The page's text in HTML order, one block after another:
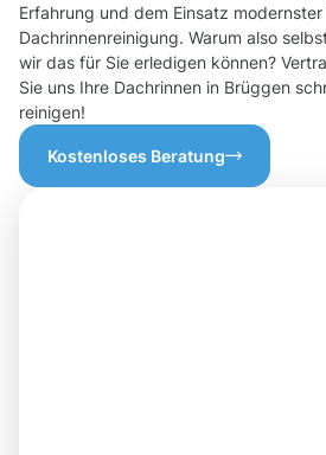
Erfahrung und dem Einsatz
Dachrinnenreinigung. Warum also
wir das für Sie erledigen können?
Sie uns Ihre Dachrinnen in Brüggen
reinigen!
Kostenloses Beratung